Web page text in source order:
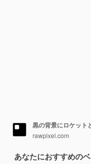
黒の背景にロケット
rawpixel.com
あなたにおすすめの